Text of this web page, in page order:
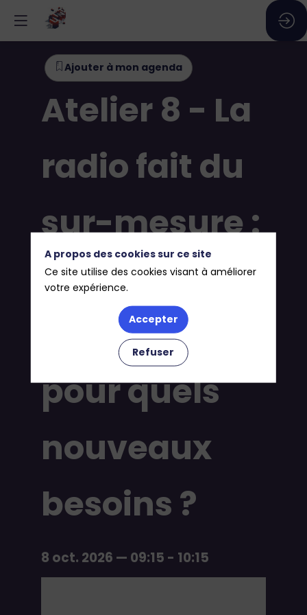
Ajouter à mon agenda
Atelier 8 - La
radio fait du
sur-mesure :
quelles
solutions
pour quels
nouveaux
besoins ?
8 oct. 2026—09:15- 10:15
A propos des cookies sur ce site
Ce site utilise des cookies visant à améliorer
votre expérience.
Accepter
Refuser